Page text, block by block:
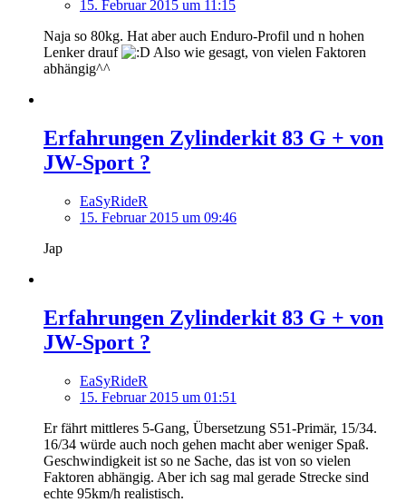
15. Februar 2015 um 11:15
Naja so 80kg. Hat aber auch Enduro-Profil und n hohen
Lenker drauf
Also wie gesagt, von vielen Faktoren
abhängig^^
Erfahrungen Zylinderkit 83 G + von
JW-Sport ?
EaSyRideR
15. Februar 2015 um 09:46
Jap
Erfahrungen Zylinderkit 83 G + von
JW-Sport ?
EaSyRideR
15. Februar 2015 um 01:51
Er fährt mittleres 5-Gang, Übersetzung S51-Primär, 15/34.
16/34 würde auch noch gehen macht aber weniger Spaß.
Geschwindigkeit ist so ne Sache, das ist von so vielen
Faktoren abhängig. Aber ich sag mal gerade Strecke sind
echte 95km/h realistisch.